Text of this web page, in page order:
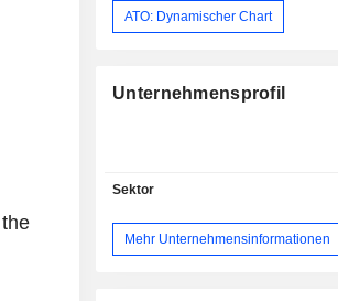
ATO: Dynamischer Chart
Unternehmensprofil
Sektor
Mehr Unternehmensinformationen